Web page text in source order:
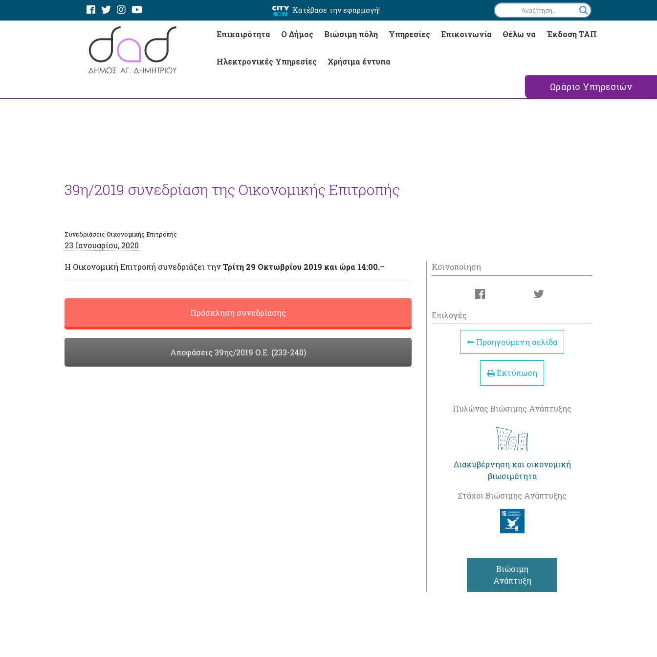
Κατέβασε την εφαρμογή!
Επικαιρότητα Ο Δήμος Βιώσιμη πόλη Υπηρεσίες Επικοινωνία Θέλω να Έκδοση ΤΑΠ
Ηλεκτρονικές Υπηρεσίες Χρήσιμα έντυπα
Ωράριο Υπηρεσιών
39η/2019 συνεδρίαση της Οικονομικής Επιτροπής
Συνεδριάσεις Οικονομικής Επιτροπής
23 Ιανουαρίου, 2020
Η Οικονομική Επιτροπή συνεδριάζει τηνΤρίτη 29 Οκτωβρίου 2019 και ώρα 14:00.–
Πρόσκληση συνεδρίασης
Αποφάσεις 39ης/2019 Ο.Ε. (233-240)
Κοινοποίηση
Επιλογές
Προηγούμενη σελίδα
Εκτύπωση
Πυλώνας Βιώσιμης Ανάπτυξης
Διακυβέρνηση και οικονομική
βιωσιμότητα
Στόχοι Βιώσιμης Ανάπτυξης
Βιώσιμη
Ανάπτυξη